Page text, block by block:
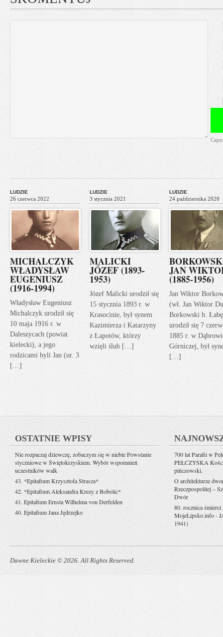
LUDZIE
26 czerwca 2022
MICHALCZYK
WŁADYSŁAW
EUGENIUSZ
(1916-1994)
Władysław Eugeniusz
Michalczyk urodził się
10 maja 1916 r. w
Daleszycach (powiat
kielecki), a jego
rodzicami byli Jan (ur. 3
[…]
LUDZIE
3 stycznia 2021
MALICKI
JÓZEF (1893-
1953)
Józef Malicki urodził się
15 stycznia 1893 r. w
Krasocinie, był synem
Kazimierza i Katarzyny
z Łapotów, którzy
wzięli ślub […]
LUDZIE
24 października 2020
JAN
(1885-1956)
Jan Wiktor
(wł. Jan Wiktor
Borkowski h.
urodził się 7
1885 r. w
Górniczej, był
[…]
OSTATNIE WPISY
Nie rozpaczaj dziewczę, zobaczym się w niebie Powstanie
styczniowe w Świętokrzyskiem. Wybór wspomnień
uczestników walk
43. *Epitafium Krzysztofa Strasza*
42. *Epitafium Aleksandra Krezy z Bobolic*
41. Epitafium Ernsta Wilhelma von Derfelden
40. Epitafium Jana Jędrzejko
700 lat Parafii w
PEŁCZYSKA
pińczowski.
O architekturze
Rzeczpospolitej –
Dwór
80. rocznica
MojeLipsko.info-
1941)
Dawne Kieleckie © 2026. All Rights Reserved.